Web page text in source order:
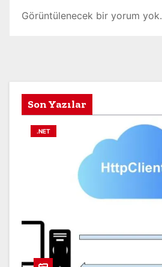
Görüntülenecek bir yorum yok.
Son Yazılar
.NET